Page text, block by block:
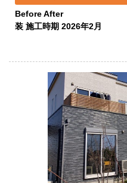
Before After
装 施工時期 2026年2月